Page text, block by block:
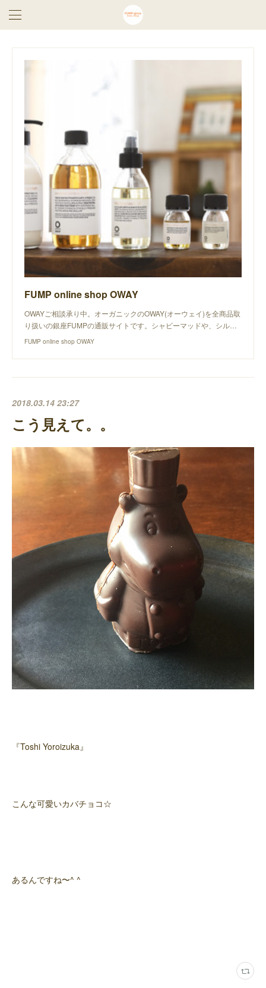
FUMP online shop OWAY
OWAYご相談承り中。オーガニックのOWAY(オーウェイ)を全商品取
り扱いの銀座FUMPの通販サイトです。シャビーマッドや、シル…
FUMP online shop OWAY
2018.03.14 23:27
こう見えて。。
『Toshi Yoroizuka』
こんな可愛いカバチョコ☆
あるんですね〜^ ^